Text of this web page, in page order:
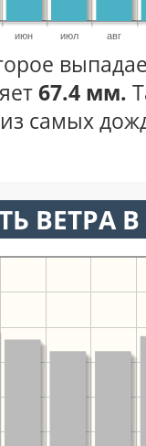
июн июл авг
67.4 мм.
самых
ВЕТРА